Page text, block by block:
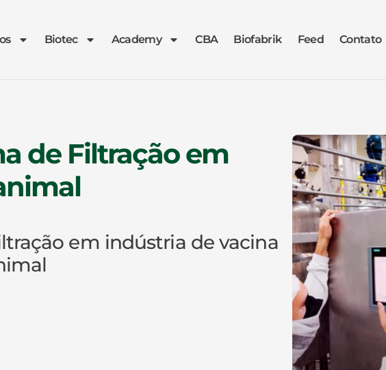
Biotec Academy CBA Biofabrik Feed Contato
de Filtração em
em indústria de vacina